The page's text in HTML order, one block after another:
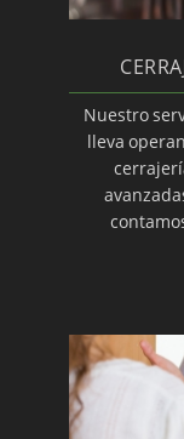
Cómo
Qué
robar en
Consiga
Sistemas
Montaje
Nuestro
lleva